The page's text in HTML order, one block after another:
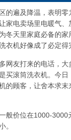
遍及降温，表明零
家电卖场里电暖气、
冬天里家庭必备的家
衣机好像成了必定得
友打来的电话，大
买滚筒洗衣机。今
的顾客，让舍本求末
价位在1000-3000
。